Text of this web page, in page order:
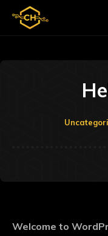
Welcome to